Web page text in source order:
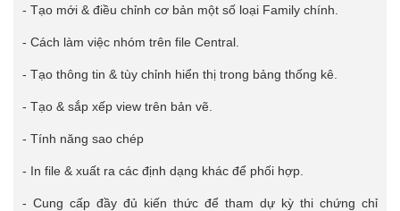
- Tạo mới & điều chỉnh cơ bản một số loại Family chính.
- Cách làm việc nhóm trên file Central.
- Tạo thông tin & tùy chỉnh hiển thị trong bảng thống kê.
- Tạo & sắp xếp view trên bản vẽ.
- Tính năng sao chép
- In file & xuất ra các định dạng khác để phối hợp.
- Cung cấp đầy đủ kiến thức để tham dự kỳ thi chứng chỉ